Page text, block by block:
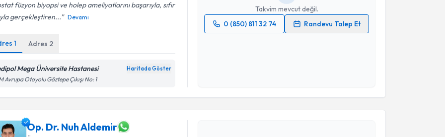
füzyon biyopsi ve holep ameliyatlarını başarıyla, sıfır
gerçekleştiren...
Devamı
1 Adres 2
Mega Üniversite Hastanesi Haritada Göster
Avrupa Otoyolu Göztepe Çıkışı No: 1
Takvim mevcut değil.
0 (850) 811 32 74
Randevu Talep Et
Op. Dr. Nuh Aldemir